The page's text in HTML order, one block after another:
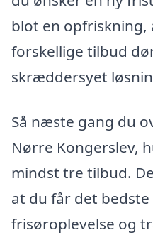
blot en opfriskning,
forskellige tilbud
skræddersyet
Så næste gang du
Nørre Kongerslev,
mindst tre tilbud.
at du får det
frisøroplevelse og